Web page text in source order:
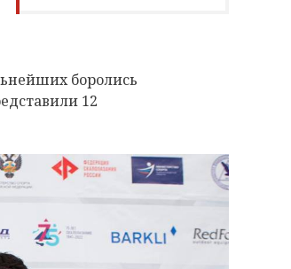
боролись
12